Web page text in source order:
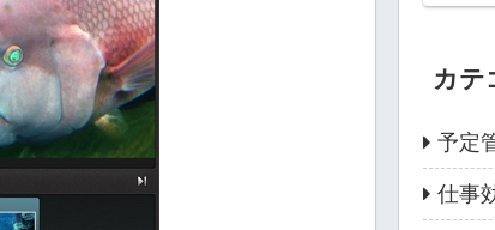
カテ
予定
仕事